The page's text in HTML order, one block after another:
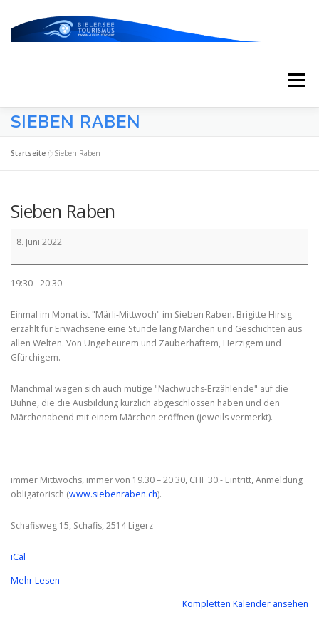
Menü
ESSEN/TRINKEN/SCHLAFEN
SIEBEN RABEN
Startseite »Sieben Raben
Sieben Raben
Raben
8. Juni 2022
19:30 - 20:30
Einmal im Monat ist "Märli-Mittwoch" im Sieben Raben. Brigitte Hirsig
erzählt für Erwachsene eine Stunde lang Märchen und Geschichten aus
allen Welten. Von Ungeheurem und Zauberhaftem, Herzigem und
Gfürchigem.
Manchmal wagen sich auch mutige "Nachwuchs-Erzählende" auf die
Bühne, die die Ausbildung kürzlich abgeschlossen haben und den
Märchenabend mit einem Märchen eröffnen (jeweils vermerkt).
immer Mittwochs, immer von 19.30 – 20.30, CHF 30.- Eintritt, Anmeldung
obligatorisch (www.siebenraben.ch).
Schafisweg 15, Schafis, 2514 Ligerz
iCal
Mehr Lesen
Kompletten Kalender ansehen